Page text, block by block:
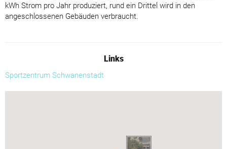
kWh Strom pro Jahr produziert, rund ein Drittel wird in den
angeschlossenen Gebäuden verbraucht.
Links
Sportzentrum Schwanenstadt